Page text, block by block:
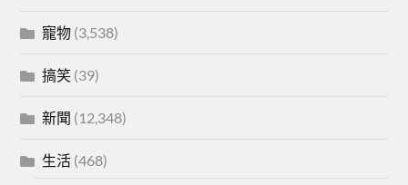
寵物 (3,538)
搞笑 (39)
新聞 (12,348)
生活 (468)